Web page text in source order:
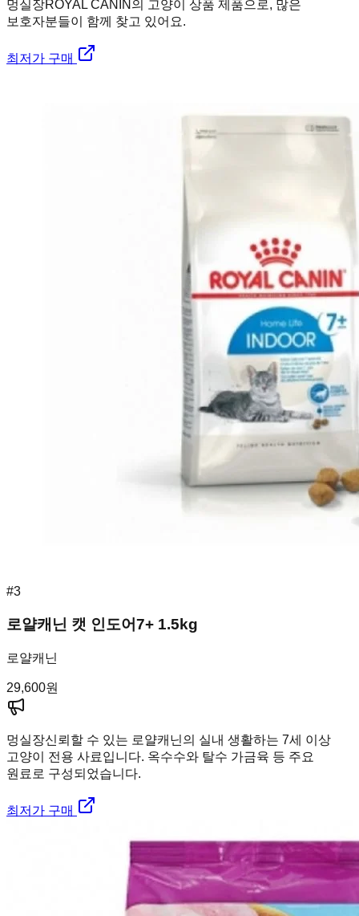
멍실장ROYAL CANIN의 고양이 상품 제품으로, 많은
보호자분들이 함께 찾고 있어요.
최저가 구매
#3
로얄캐닌 캣 인도어7+ 1.5kg
로얄캐닌
29,600원
멍실장신뢰할 수 있는 로얄캐닌의 실내 생활하는 7세 이상
고양이 전용 사료입니다. 옥수수와 탈수 가금육 등 주요
원료로 구성되었습니다.
최저가 구매